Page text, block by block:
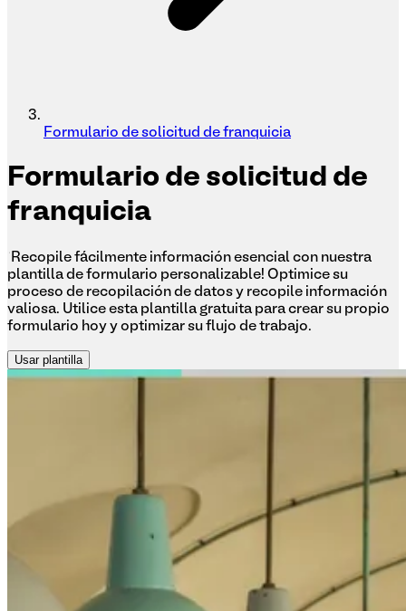
Formulario de solicitud de franquicia
Formulario de solicitud de
franquicia
¡Recopile fácilmente información esencial con nuestra
plantilla de formulario personalizable! Optimice su
proceso de recopilación de datos y recopile información
valiosa. Utilice esta plantilla gratuita para crear su propio
formulario hoy y optimizar su flujo de trabajo.
Usar plantilla